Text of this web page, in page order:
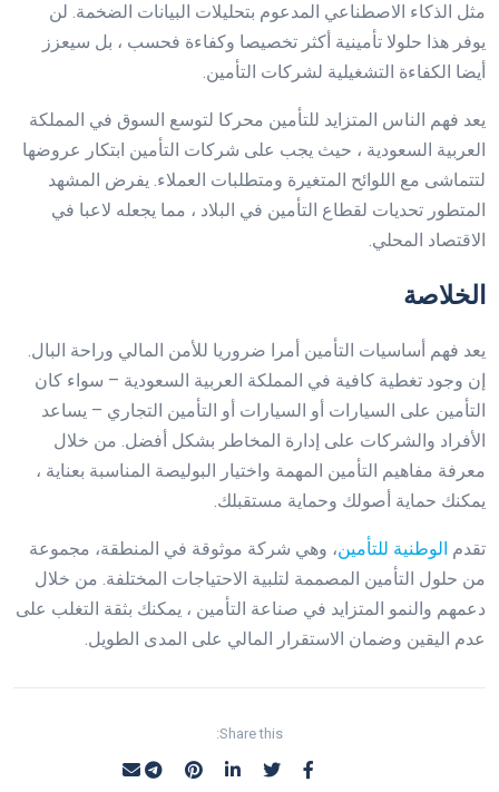
مثل الذكاء الاصطناعي المدعوم بتحليلات البيانات الضخمة. لن
يوفر هذا حلولا تأمينية أكثر تخصيصا وكفاءة فحسب ، بل سيعزز
أيضا الكفاءة التشغيلية لشركات التأمين.
يعد فهم الناس المتزايد للتأمين محركا لتوسع السوق في المملكة
العربية السعودية ، حيث يجب على شركات التأمين ابتكار عروضها
لتتماشى مع اللوائح المتغيرة ومتطلبات العملاء. يفرض المشهد
المتطور تحديات لقطاع التأمين في البلاد ، مما يجعله لاعبا في
الاقتصاد المحلي.
الخلاصة
يعد فهم أساسيات التأمين أمرا ضروريا للأمن المالي وراحة البال.
إن وجود تغطية كافية في المملكة العربية السعودية – سواء كان
التأمين على السيارات أو السيارات أو التأمين التجاري – يساعد
الأفراد والشركات على إدارة المخاطر بشكل أفضل. من خلال
معرفة مفاهيم التأمين المهمة واختيار البوليصة المناسبة بعناية ،
يمكنك حماية أصولك وحماية مستقبلك.
تقدم الوطنية للتأمين، وهي شركة موثوقة في المنطقة، مجموعة
من حلول التأمين المصممة لتلبية الاحتياجات المختلفة. من خلال
دعمهم والنمو المتزايد في صناعة التأمين ، يمكنك بثقة التغلب على
عدم اليقين وضمان الاستقرار المالي على المدى الطويل.
Share this: